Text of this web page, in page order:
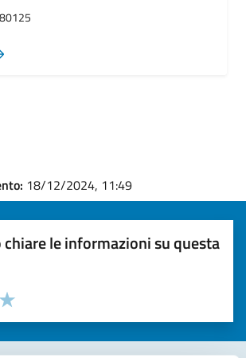
18/12/2024, 11:49
chiare le informazioni su questa
informazioni (da 1 a 5 stelle)
di stelle per valutare la chiarezza delle
5 stelle su 5
4 stelle su 5
su 5
su 5
5